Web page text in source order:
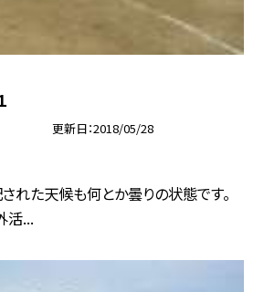
更新日 2018/05/28
された天候も何とか曇りの状態です。
活...